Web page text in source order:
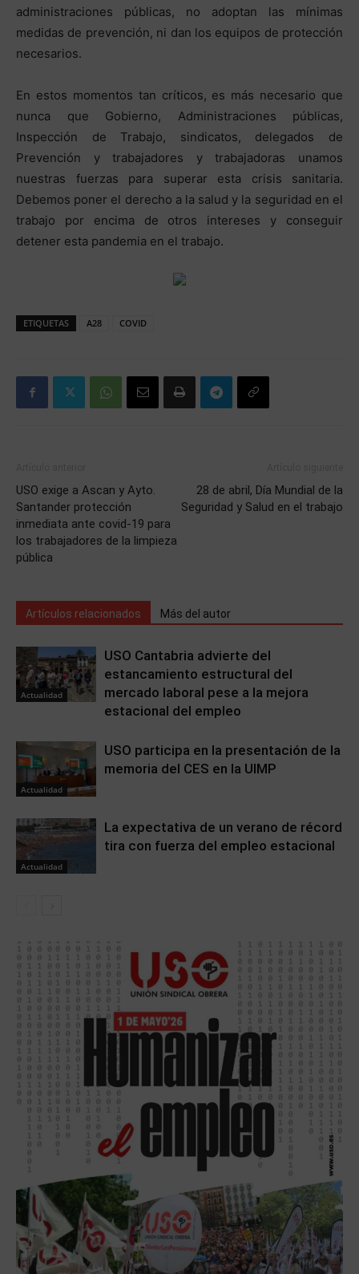
administraciones públicas, no adoptan las mínimas
medidas de prevención, ni dan los equipos de protección
necesarios.
En estos momentos tan críticos, es más necesario que
nunca que Gobierno, Administraciones públicas,
Inspección de Trabajo, sindicatos, delegados de
Prevención y trabajadores y trabajadoras unamos
nuestras fuerzas para superar esta crisis sanitaria.
Debemos poner el derecho a la salud y la seguridad en el
trabajo por encima de otros intereses y conseguir
detener esta pandemia en el trabajo.
ETIQUETAS A28 COVID
USO exige a Ascan y Ayto.
Santander protección
inmediata ante covid-19 para
los trabajadores de la limpieza
pública
28 de abril, Día Mundial de la
Seguridad y Salud en el trabajo
Artículos relacionados Más del autor
Actualidad
USO Cantabria advierte del
estancamiento estructural del
mercado laboral pese a la mejora
estacional del empleo
Actualidad
USO participa en la presentación de la
memoria del CES en la UIMP
Actualidad
La expectativa de un verano de récord
tira con fuerza del empleo estacional